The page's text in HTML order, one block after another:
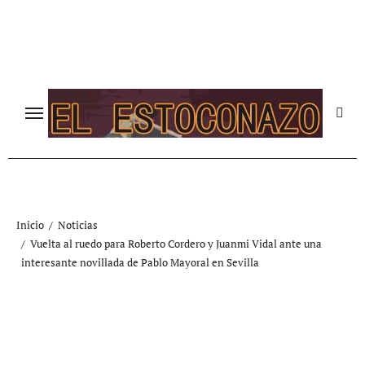
Inicio
Noticias
Vuelta al ruedo para Roberto Cordero y Juanmi Vidal ante una
interesante novillada de Pablo Mayoral en Sevilla